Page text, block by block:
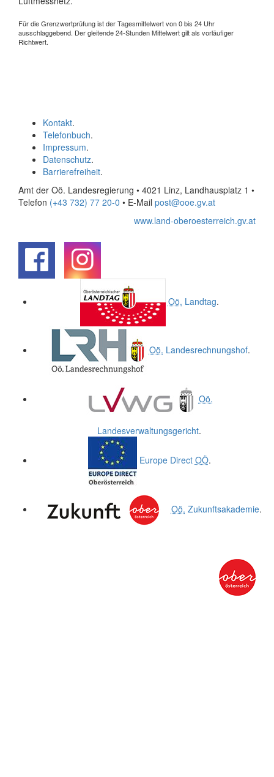
Für die Grenzwertprüfung ist der Tagesmittelwert von 0 bis 24 Uhr
ausschlaggebend. Der gleitende 24-Stunden Mittelwert gilt als vorläufiger
Richtwert.
Kontakt.
Telefonbuch.
Impressum.
Datenschutz.
Barrierefreiheit.
Amt der Oö. Landesregierung • 4021 Linz, Landhausplatz 1 •
Telefon (+43 732) 77 20-0 • E-Mail post@ooe.gv.at
www.land-oberoesterreich.gv.at
Oö. Landtag.
Oö. Landesrechnungshof.
Oö.
Landesverwaltungsgericht.
Europe Direct OÖ.
Oö. Zukunftsakademie.